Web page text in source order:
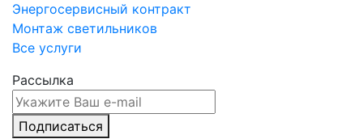
Энергосервисный контракт
Монтаж светильников
Все услуги
Рассылка
Подписаться